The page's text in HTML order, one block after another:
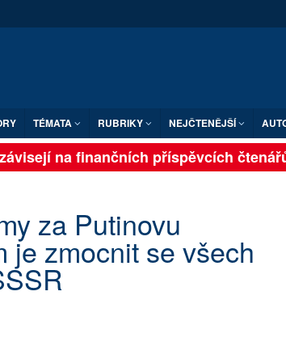
TÉMATA RUBRIKY NEJČTENĚJŠÍ
na finančních příspěvcích
za Putinovu
je zmocnit se všech